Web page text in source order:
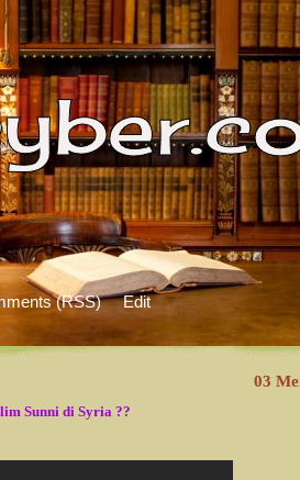
(RSS) Edit
03
Sunni di Syria ??